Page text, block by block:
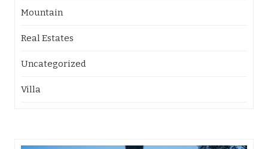
Mountain
Real Estates
Uncategorized
Villa